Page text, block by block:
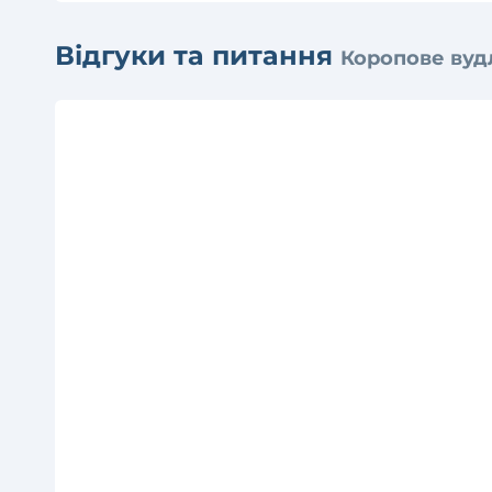
Відгуки та питання Коропове